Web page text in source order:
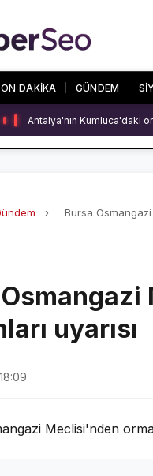
DAKİKA GÜNDEM
ÖZEL
ASTROLOJİ
NÖBETÇİ
Antalya'nın Kumluca'daki
› Bursa
uyarısı